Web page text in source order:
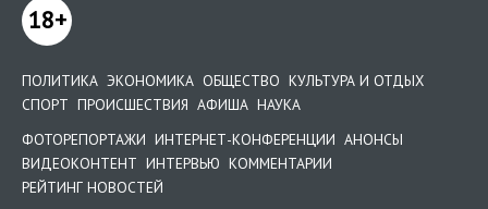
18+
ПОЛИТИКА ЭКОНОМИКА ОБЩЕСТВО КУЛЬТУРА И ОТДЫХ
СПОРТ ПРОИСШЕСТВИЯ АФИША НАУКА
ФОТОРЕПОРТАЖИ ИНТЕРНЕТ-КОНФЕРЕНЦИИ АНОНСЫ
ВИДЕОКОНТЕНТ ИНТЕРВЬЮ КОММЕНТАРИИ
РЕЙТИНГ НОВОСТЕЙ